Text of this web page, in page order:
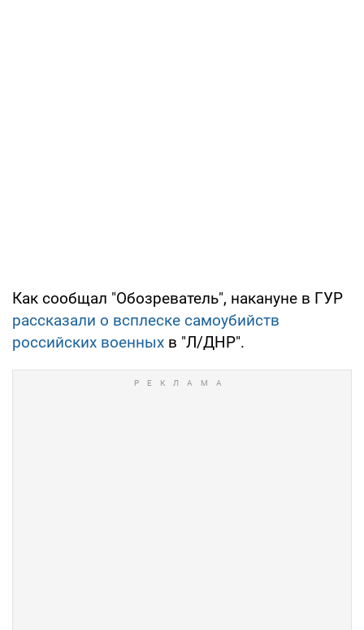
Как сообщал "Обозреватель", накануне в ГУР
рассказали о всплеске самоубийств
российских военных в "Л/ДНР".